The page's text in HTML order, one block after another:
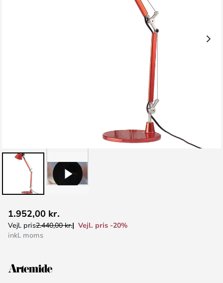
til
starten
1.952,00 kr.
Vejl. pris2.440,00 kr.
Vejl. pris -20%
inkl. moms